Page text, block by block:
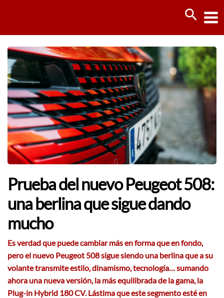
Prueba del nuevo Peugeot 508:
una berlina que sigue dando
mucho
Es verdad que puede cambiar más en forma que en fondo,
pero el nuevo Peugeot 508 sigue siendo una berlina que a su
volante transmite estilo, dinamismo, tecnología… sumando
ahora una nueva versión, la más equilibrada de la gama, la
Plug-in Hybrid 180 CV. Lástima que este segmento esté en